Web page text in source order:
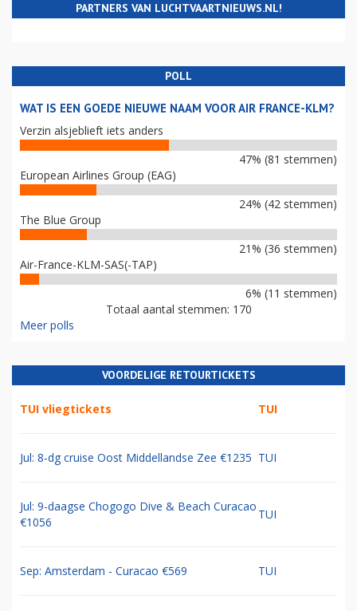
PARTNERS VAN LUCHTVAARTNIEUWS.NL!
POLL
WAT IS EEN GOEDE NIEUWE NAAM VOOR AIR FRANCE-KLM?
Verzin alsjeblieft iets anders
47% (81 stemmen)
European Airlines Group (EAG)
24% (42 stemmen)
The Blue Group
21% (36 stemmen)
Air-France-KLM-SAS(-TAP)
6% (11 stemmen)
Totaal aantal stemmen: 170
Meer polls
VOORDELIGE RETOURTICKETS
TUI vliegtickets TUI
Jul: 8-dg cruise Oost Middellandse Zee €1235 TUI
Jul: 9-daagse Chogogo Dive & Beach Curacao
€1056
TUI
Sep: Amsterdam - Curacao €569 TUI